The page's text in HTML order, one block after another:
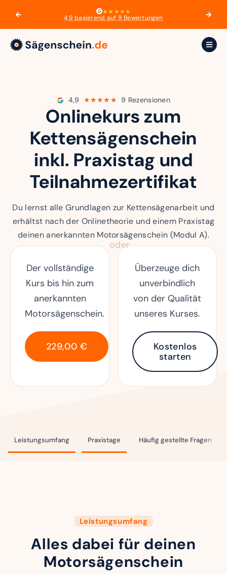
★★★★★
4,9 basierend auf 9 Bewertungen
4,9 ★★★★★ 9 Rezensionen
Onlinekurs zum
Kettensägenschein
inkl. Praxistag und
Teilnahmezertifikat
Du lernst alle Grundlagen zur Kettensägenarbeit und
erhältst nach der Onlinetheorie und einem Praxistag
deinen anerkannten Motorsägenschein (Modul A).
Überzeuge dich
unverbindlich
von der Qualität
unseres Kurses.
Kostenlos
starten
Der vollständige
Kurs bis hin zum
anerkannten
Motorsägenschein.
229,00 €
oder
Leistungsumfang Praxistage Häufig gestellte Fragen
Leistungsumfang
Alles dabei für deinen
Motorsägenschein